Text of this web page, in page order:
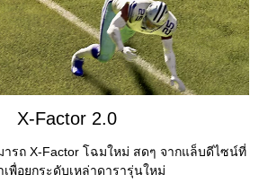
X-Factor 2.0
ารถ X-Factor โฉมใหม่ สดๆ จากแล็บดีไซน์ที่
เพื่อยกระดับเหล่าดารารุ่นใหม่